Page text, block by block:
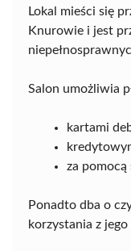
Lokal mieści się
Knurowie i jest
Salon umożliwia
kartami
za
Ponadto dba o
korzystania z jego